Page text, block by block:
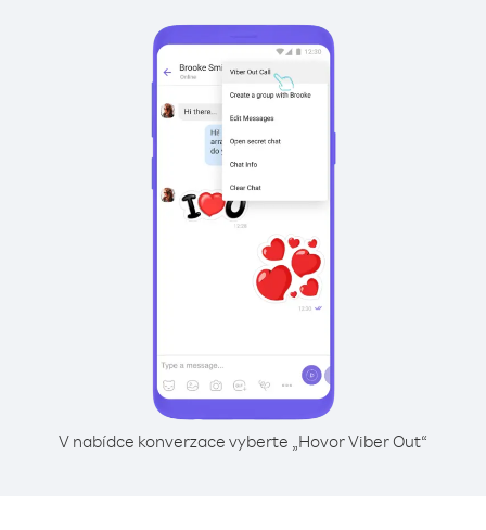
V nabídce konverzace vyberte „Hovor Viber Out“